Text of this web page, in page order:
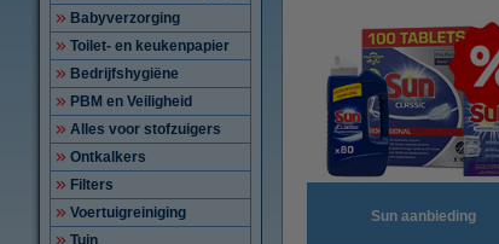
Babyverzorging
Toilet- en keukenpapier
Bedrijfshygiëne
PBM en Veiligheid
Alles voor stofzuigers
Ontkalkers
Filters
Voertuigreiniging
Tuin
Sun aanbieding